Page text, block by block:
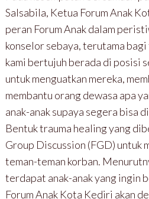
Salsabila, Ketua Forum Anak
peran Forum Anak dalam
konselor sebaya, terutama bagi
kami bertujuh berada di posisi
untuk menguatkan mereka,
membantu orang dewasa apa
anak-anak supaya segera bisa
Bentuk trauma healing yang
Group Discussion (FGD) untuk
teman-teman korban.
terdapat anak-anak yang ingin
Forum Anak Kota Kediri akan